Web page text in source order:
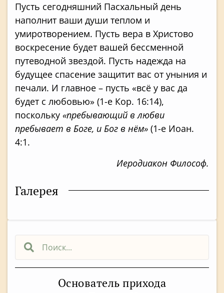
Основатель прихода
Пусть сегодняшний Пасхальный день
наполнит ваши души теплом и
умиротворением. Пусть вера в Христово
воскресение будет вашей бессменной
путеводной звездой. Пусть надежда на
будущее спасение защитит вас от уныния и
печали. И главное – пусть «всё у вас да
будет с любовью» (1-е Кор. 16:14),
поскольку «пребывающий в любви
пребывает в Боге, и Бог в нём» (1-е Иоан.
4:1.
Иеродиакон Философ.
Галерея